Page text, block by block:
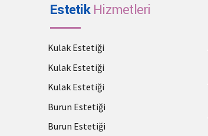
Estetik Hizmetleri
Kulak Estetiği
Kulak Estetiği
Kulak Estetiği
Burun Estetiği
Burun Estetiği